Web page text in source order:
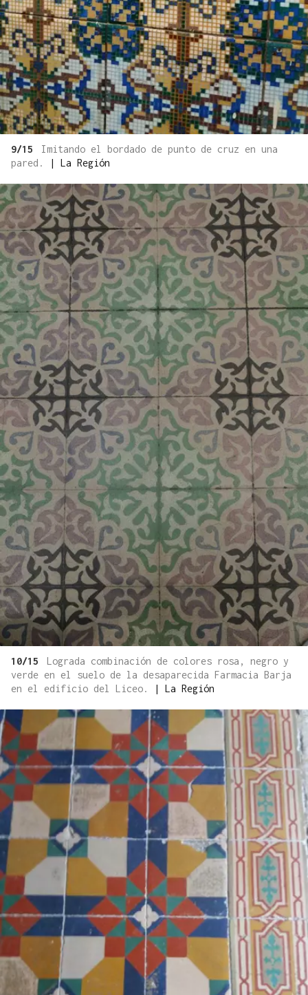
9/15
Imitando el bordado de punto de cruz en una
pared.
La Región
10/15
Lograda combinación de colores rosa, negro y
verde en el suelo de la desaparecida Farmacia Barja
en el edificio del Liceo.
La Región